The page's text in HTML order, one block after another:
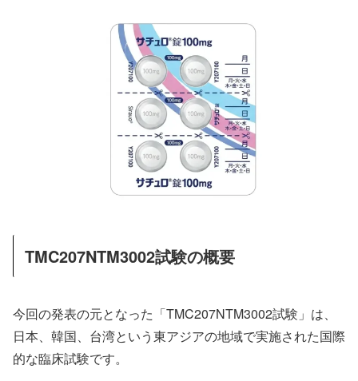
TMC207NTM3002試験の概要
今回の発表の元となった「TMC207NTM3002試験」は、
日本、韓国、台湾という東アジアの地域で実施された国際
的な臨床試験です。